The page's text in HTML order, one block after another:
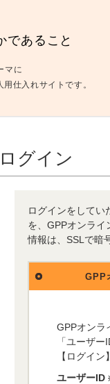
であること
マに
仕入れサイトです。
ログイン
ログインをしてい
を、GPPオンラ
情報は、SSLで暗
GPP
GPPオンラ
「ユーザ
【ログイ
ユーザーID